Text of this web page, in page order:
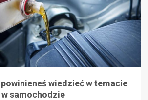
wiedzieć w temacie
samochodzie